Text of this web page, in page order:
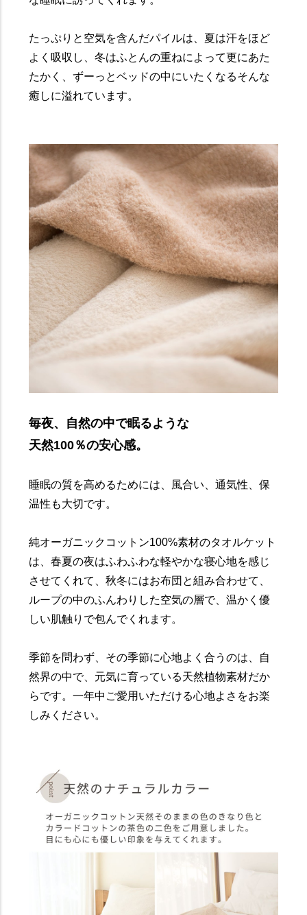
たっぷりと空気を含んだパイルは、夏は汗をほど
よく吸収し、冬はふとんの重ねによって更にあた
たかく、ずーっとベッドの中にいたくなるそんな
癒しに溢れています。
毎夜、自然の中で眠るような
天然100％の安心感。
睡眠の質を高めるためには、風合い、通気性、保
温性も大切です。
純オーガニックコットン100%素材のタオルケット
は、春夏の夜はふわふわな軽やかな寝心地を感じ
させてくれて、秋冬にはお布団と組み合わせて、
ループの中のふんわりした空気の層で、温かく優
しい肌触りで包んでくれます。
季節を問わず、その季節に心地よく合うのは、自
然界の中で、元気に育っている天然植物素材だか
らです。一年中ご愛用いただける心地よさをお楽
しみください。